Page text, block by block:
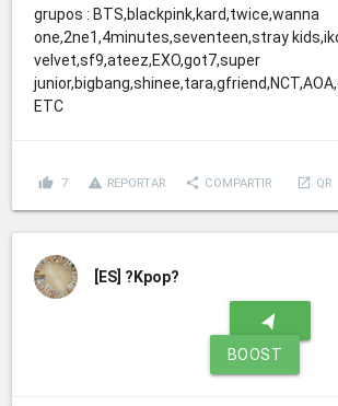
grupos : BTS,blackpink,kard,twice,wanna
one,2ne1,4minutes,seventeen,stray
velvet,sf9,ateez,EXO,got7,super
ETC
thumb_up 7 report_problem REPORTAR share COMPARTIR launch QR
[ES] ?Kpop?
navigation
BOOST